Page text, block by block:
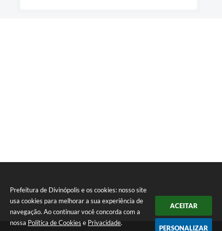
Prefeitura de Divinópolis e os cookies: nosso site
usa cookies para melhorar a sua experiência de
navegação. Ao continuar você concorda com a
nossa Política de Cookies e Privacidade.
ACEITAR
PERSONALIZAR